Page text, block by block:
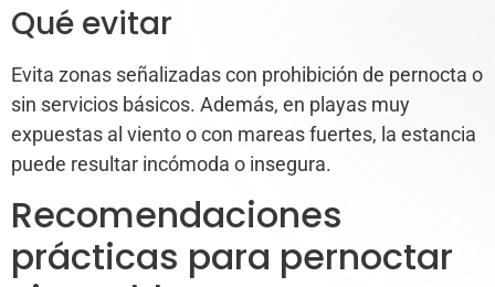
Qué evitar
Evita zonas señalizadas con prohibición de pernocta o
sin servicios básicos. Además, en playas muy
expuestas al viento o con mareas fuertes, la estancia
puede resultar incómoda o insegura.
Recomendaciones
prácticas para pernoctar